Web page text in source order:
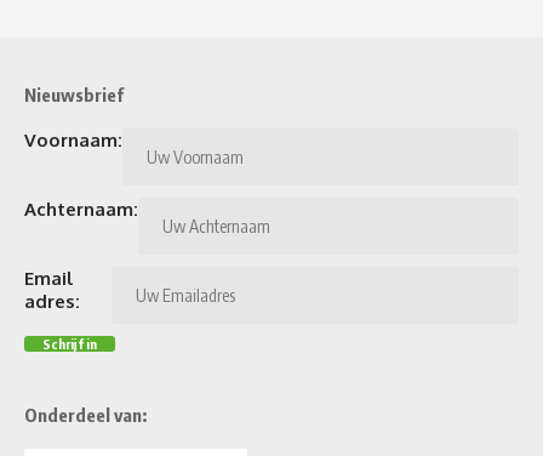
Nieuwsbrief
Voornaam:
Achternaam:
Email
adres:
Onderdeel van: